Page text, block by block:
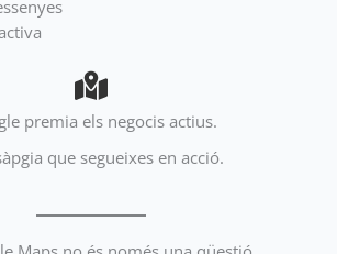
premia els negocis actius.
que segueixes en acció.